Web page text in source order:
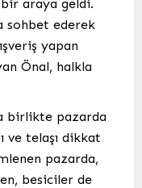
araya geldi.
sohbet ederek
yapan
Önal, halkla
birlikte pazarda
ve telaşı dikkat
pazarda,
besiciler de